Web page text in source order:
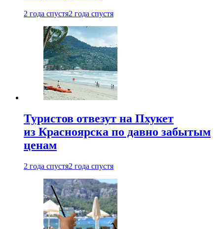
2 года спустя2 года спустя
Туристов отвезут на Пхукет
из Красноярска по давно забытым
ценам
2 года спустя2 года спустя